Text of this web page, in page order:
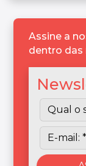
Assine a
dentro das